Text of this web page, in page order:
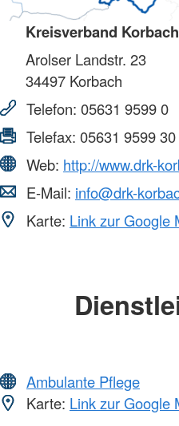
Kreisverband
Arolser Landstr. 23
34497 Korbach
Telefon: 05631 9599 0
Telefax: 05631 9599 30
Web: http://www.drk-
E-Mail: info@drk-
Karte: Link zur Google
Ambulante Pflege
Karte: Link zur Google